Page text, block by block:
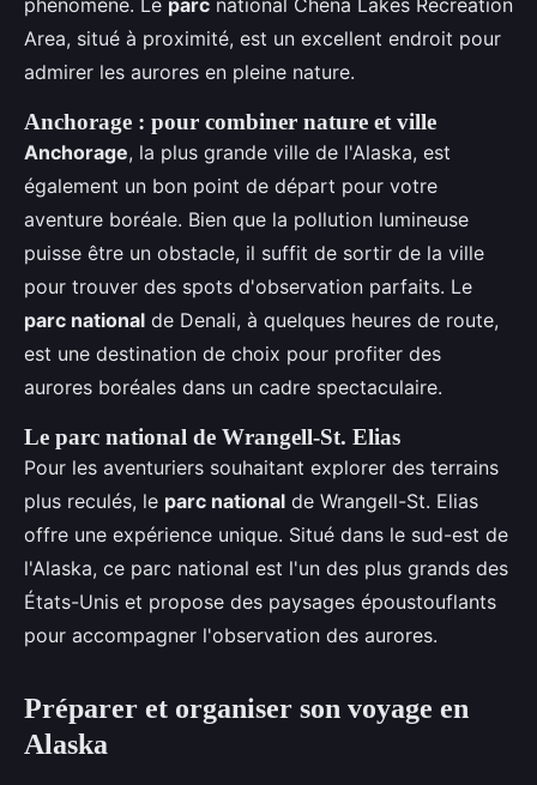
phénomène. Le parc national Chena Lakes Recreation
Area, situé à proximité, est un excellent endroit pour
admirer les aurores en pleine nature.
Anchorage : pour combiner nature et ville
Anchorage, la plus grande ville de l'Alaska, est
également un bon point de départ pour votre
aventure boréale. Bien que la pollution lumineuse
puisse être un obstacle, il suffit de sortir de la ville
pour trouver des spots d'observation parfaits. Le
parc national de Denali, à quelques heures de route,
est une destination de choix pour profiter des
aurores boréales dans un cadre spectaculaire.
Le parc national de Wrangell-St. Elias
Pour les aventuriers souhaitant explorer des terrains
plus reculés, le parc national de Wrangell-St. Elias
offre une expérience unique. Situé dans le sud-est de
l'Alaska, ce parc national est l'un des plus grands des
États-Unis et propose des paysages époustouflants
pour accompagner l'observation des aurores.
Préparer et organiser son voyage en
Alaska